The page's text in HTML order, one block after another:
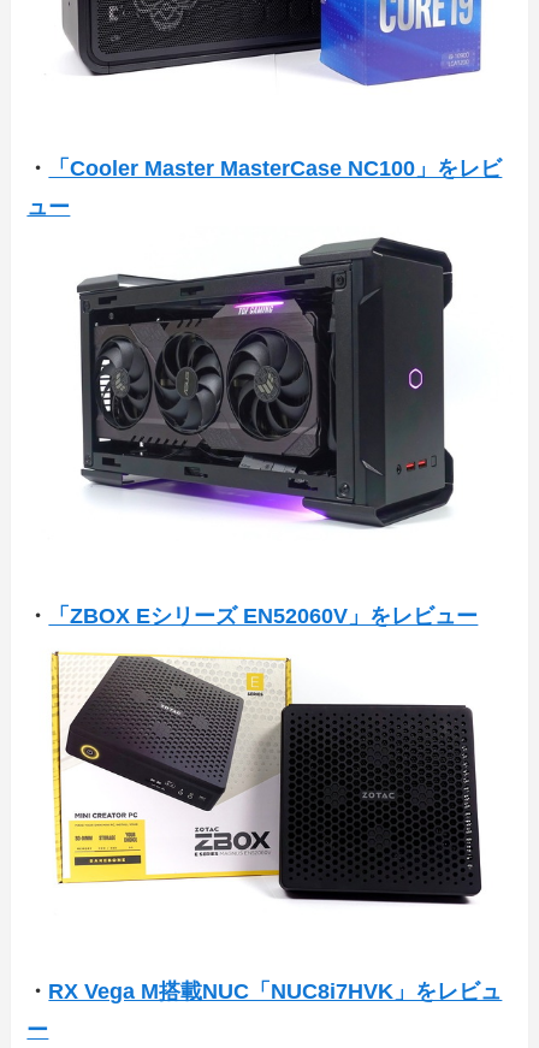
・
「Cooler Master MasterCase NC100」をレビ
ュー
・ 「ZBOX Eシリーズ EN52060V」をレビュー
・ RX Vega M搭載NUC「NUC8i7HVK」をレビュ
ー